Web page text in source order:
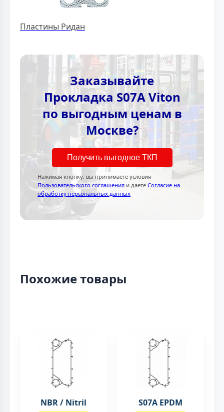
Пластины Ридан
Заказывайте
Прокладка S07A Viton
по выгодным ценам в
Москве?
Получить выгодное ТКП
Нажимая кнопку, вы принимаете условия
Пользовательского соглашения и даете Согласие на
обработку персональных данных
Похожие товары
NBR / Nitril S07A EPDM